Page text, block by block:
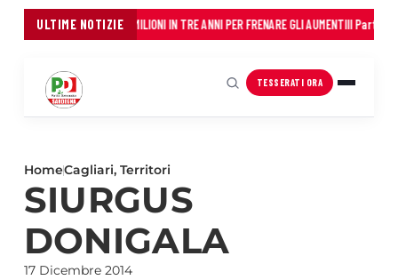
ULTIME NOTIZIE
FIANCO DEI COMUNI: 45 MILIONI IN TRE ANNI PER FRENARE GLI AUMENTIIl Partito
TESSERATI ORA
HomeCagliari, Territori
SIURGUS
DONIGALA
17 Dicembre 2014